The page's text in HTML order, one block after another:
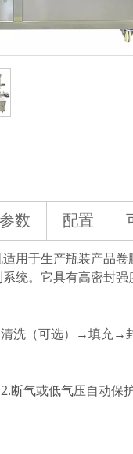
数 配置
用于生产瓶装产品
统。它具有高密封
清洗（可选）→填充
气或低气压自动保护